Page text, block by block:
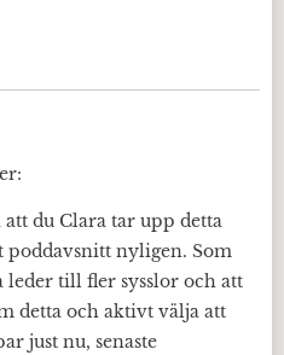
du Clara tar upp detta
poddavsnitt nyligen. Som
leder till fler sysslor och att
detta och aktivt välja att
just nu, senaste